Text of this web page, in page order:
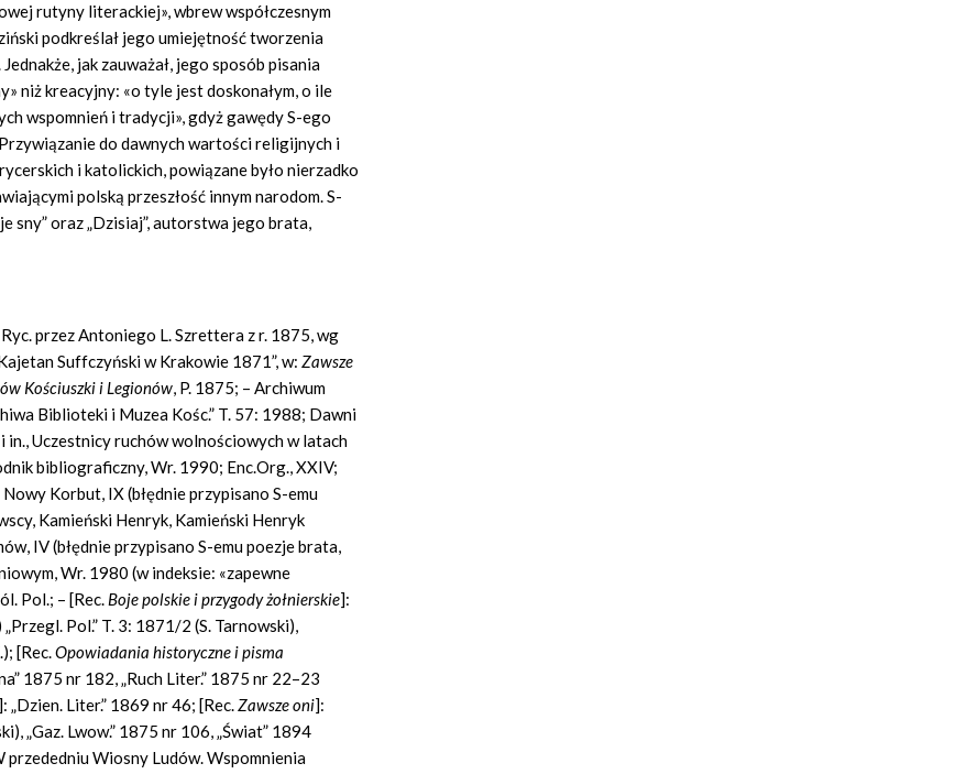
rutyny literackiej», wbrew współczesnym
podkreślał jego umiejętność tworzenia
jak zauważał, jego sposób pisania
niż kreacyjny: «o tyle jest doskonałym, o ile
wspomnień i tradycji», gdyż gawędy S-ego
do dawnych wartości religijnych i
i katolickich, powiązane było nierzadko
polską przeszłość innym narodom. S-
sny” oraz „Dzisiaj”, autorstwa jego brata,
przez Antoniego L. Szrettera z r. 1875, wg
Suffczyński w Krakowie 1871”, w: Zawsze
ów Kościuszki i Legionów, P. 1875; – Archiwum
Biblioteki i Muzea Kośc.” T. 57: 1988; Dawni
in., Uczestnicy ruchów wolnościowych w latach
bibliograficzny, Wr. 1990; Enc.Org., XXIV;
Korbut, IX (błędnie przypisano S-emu
Kamieński Henryk, Kamieński Henryk
IV (błędnie przypisano S-emu poezje brata,
Wr. 1980 (w indeksie: «zapewne
Pol.; – [Rec. Boje polskie i przygodyżołnierskie]:
Pol.” T. 3: 1871/2 (S. Tarnowski),
[Rec.Opowiadania historyczne i pisma
1875 nr 182, „Ruch Liter.” 1875 nr 22–23
]: „Dzien. Liter.” 1869 nr 46; [Rec.Zawsze oni]:
„Gaz. Lwow.” 1875 nr 106, „Świat” 1894
Wiosny Ludów. Wspomnienia